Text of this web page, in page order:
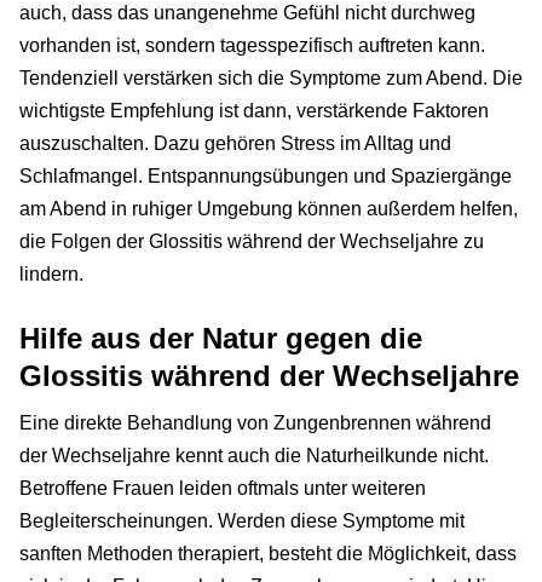
auch, dass das unangenehme Gefühl nicht durchweg
vorhanden ist, sondern tagesspezifisch auftreten kann.
Tendenziell verstärken sich die Symptome zum Abend. Die
wichtigste Empfehlung ist dann, verstärkende Faktoren
auszuschalten. Dazu gehören Stress im Alltag und
Schlafmangel. Entspannungsübungen und Spaziergänge
am Abend in ruhiger Umgebung können außerdem helfen,
die Folgen der Glossitis während der Wechseljahre zu
lindern.
Hilfe aus der Natur gegen die
Glossitis während der Wechseljahre
Eine direkte Behandlung von Zungenbrennen während
der Wechseljahre kennt auch die Naturheilkunde nicht.
Betroffene Frauen leiden oftmals unter weiteren
Begleiterscheinungen. Werden diese Symptome mit
sanften Methoden therapiert, besteht die Möglichkeit, dass